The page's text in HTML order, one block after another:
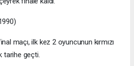
maçı, ilk kez 2 oyuncunun kırmızı
tarihe geçti.